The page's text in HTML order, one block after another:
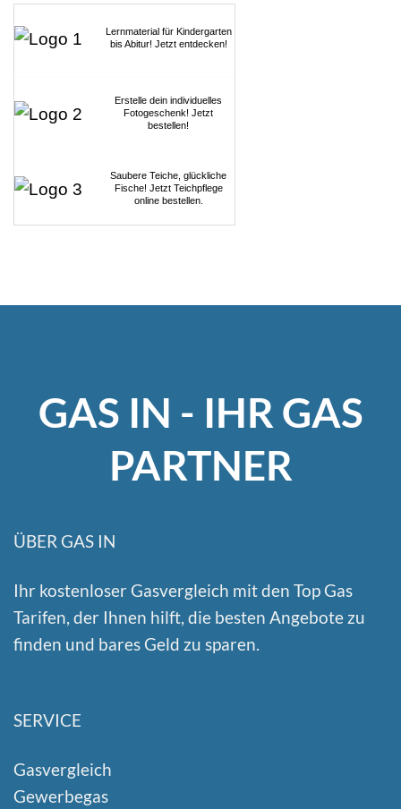
Lernmaterial für Kindergarten
bis Abitur! Jetzt entdecken!
Erstelle dein individuelles
Fotogeschenk! Jetzt
bestellen!
Saubere Teiche, glückliche
Fische! Jetzt Teichpflege
online bestellen.
GAS IN - IHR GAS
PARTNER
ÜBER GAS IN
Ihr kostenloser Gasvergleich mit den Top Gas
Tarifen, der Ihnen hilft, die besten Angebote zu
finden und bares Geld zu sparen.
SERVICE
Gasvergleich
Gewerbegas